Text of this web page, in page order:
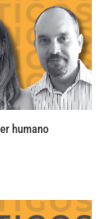
humano